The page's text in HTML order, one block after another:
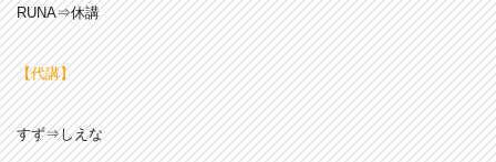
RUNA⇒休講
【代講】
すず⇒しえな